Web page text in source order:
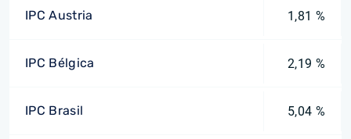
IPC Austria 1,81 %
IPC Bélgica 2,19 %
IPC Brasil 5,04 %